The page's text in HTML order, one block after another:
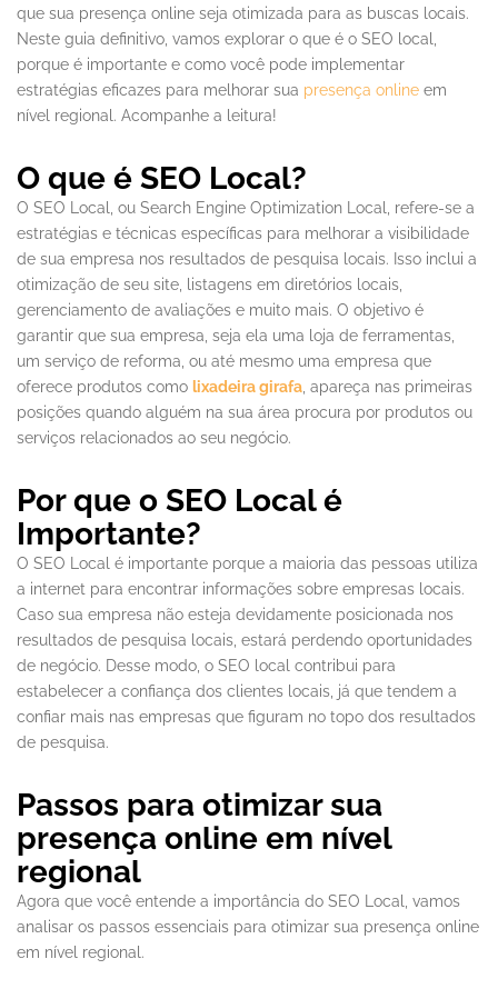
que sua presença online seja otimizada para as buscas locais.
Neste guia definitivo, vamos explorar o que é o SEO local,
porque é importante e como você pode implementar
estratégias eficazes para melhorar sua presença online em
nível regional. Acompanhe a leitura!
O que é SEO Local?
O SEO Local, ou Search Engine Optimization Local, refere-se a
estratégias e técnicas específicas para melhorar a visibilidade
de sua empresa nos resultados de pesquisa locais. Isso inclui a
otimização de seu site, listagens em diretórios locais,
gerenciamento de avaliações e muito mais. O objetivo é
garantir que sua empresa, seja ela uma loja de ferramentas,
um serviço de reforma, ou até mesmo uma empresa que
oferece produtos como lixadeira girafa , apareça nas primeiras
posições quando alguém na sua área procura por produtos ou
serviços relacionados ao seu negócio.
Por que o SEO Local é
Importante?
O SEO Local é importante porque a maioria das pessoas utiliza
a internet para encontrar informações sobre empresas locais.
Caso sua empresa não esteja devidamente posicionada nos
resultados de pesquisa locais, estará perdendo oportunidades
de negócio. Desse modo, o SEO local contribui para
estabelecer a confiança dos clientes locais, já que tendem a
confiar mais nas empresas que figuram no topo dos resultados
de pesquisa.
Passos para otimizar sua
presença online em nível
regional
Agora que você entende a importância do SEO Local, vamos
analisar os passos essenciais para otimizar sua presença online
em nível regional.